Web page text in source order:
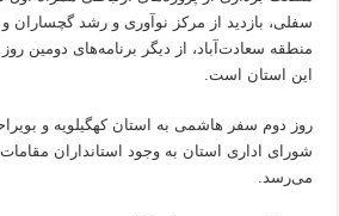
سفلی، بازدید از مرکز نوآوری و رشد گچساران
منطقه سعادت‌آباد، از دیگر برنامه‌های دومین
این استان است.
روز دوم سفر هاشمی به استان کهگیلویه و
شورای اداری استان به وجود استانداران
می‌رسد.